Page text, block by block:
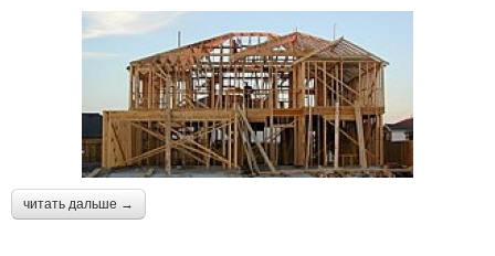
читать дальше →